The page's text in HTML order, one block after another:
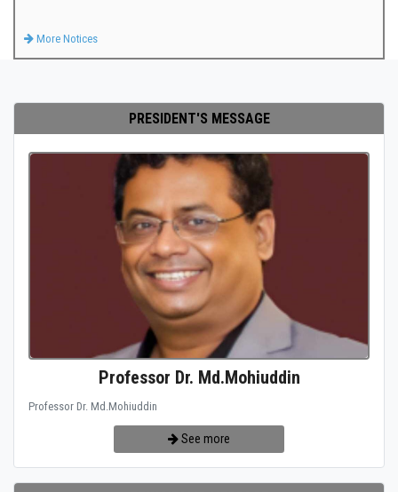
More Notices
PRESIDENT'S MESSAGE
Professor Dr. Md.Mohiuddin
Professor Dr. Md.Mohiuddin
See more